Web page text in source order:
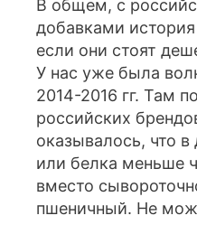
В общем, с
добавками
если они стоят
У нас уже была
2014-2016 гг. Там
российских
оказывалось, что
или белка меньше
вместо
пшеничный. Не